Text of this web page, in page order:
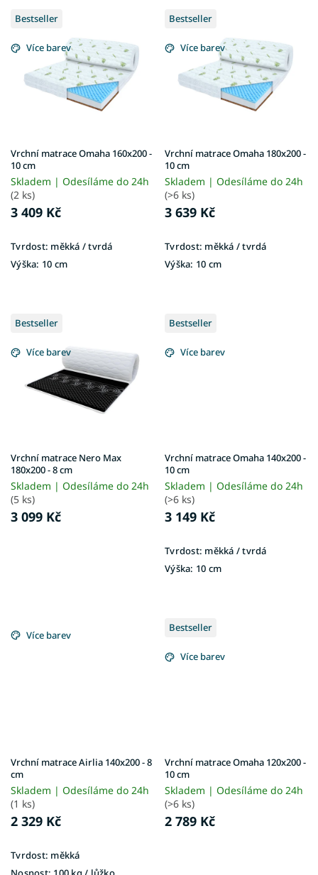
d
k
V
ý
p
i
u
k
t
ů
Bestseller
Více barev
Vrchní matrace Omaha 160x200 -
10 cm
Skladem | Odesíláme do 24h
(2 ks)
3 409 Kč
Tvrdost: měkká / tvrdá
Výška: 10 cm
Bestseller
Více barev
Vrchní matrace Omaha 180x200 -
10 cm
Skladem | Odesíláme do 24h
(>6 ks)
3 639 Kč
Tvrdost: měkká / tvrdá
Výška: 10 cm
Bestseller
Více barev
Vrchní matrace Nero Max
180x200 - 8 cm
Skladem | Odesíláme do 24h
(5 ks)
3 099 Kč
Bestseller
Více barev
Vrchní matrace Omaha 140x200 -
10 cm
Skladem | Odesíláme do 24h
(>6 ks)
3 149 Kč
Tvrdost: měkká / tvrdá
Výška: 10 cm
Více barev
Vrchní matrace Airlia 140x200 - 8
cm
Skladem | Odesíláme do 24h
(1 ks)
2 329 Kč
Tvrdost: měkká
Bestseller
Více barev
Vrchní matrace Omaha 120x200 -
10 cm
Skladem | Odesíláme do 24h
(>6 ks)
2 789 Kč